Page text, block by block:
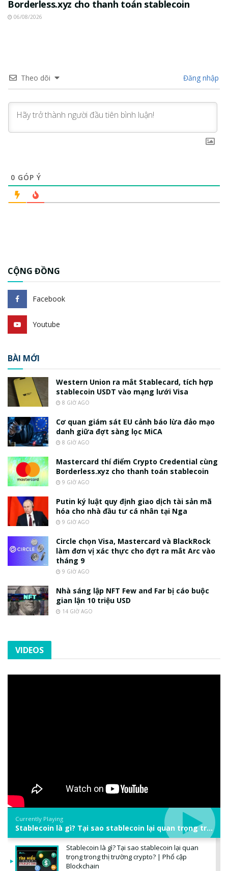
Borderless.xyz cho thanh toán stablecoin
06/08/2026
Theo dõi Đăng nhập
0 GÓP Ý
CỘNG ĐỒNG
Facebook
Youtube
BÀI MỚI
Western Union ra mắt Stablecard, tích hợp
stablecoin USDT vào mạng lưới Visa
8 GIỜ AGO
Cơ quan giám sát EU cảnh báo lừa đảo mạo
danh giữa đợt sàng lọc MiCA
8 GIỜ AGO
Mastercard thí điểm Crypto Credential cùng
Borderless.xyz cho thanh toán stablecoin
9 GIỜ AGO
Putin ký luật quy định giao dịch tài sản mã
hóa cho nhà đầu tư cá nhân tại Nga
9 GIỜ AGO
Circle chọn Visa, Mastercard và BlackRock
làm đơn vị xác thực cho đợt ra mắt Arc vào
tháng 9
9 GIỜ AGO
Nhà sáng lập NFT Few and Far bị cáo buộc
gian lận 10 triệu USD
14 GIỜ AGO
VIDEOS
Currently Playing
Stablecoin là gì? Tại sao stablecoin lại quan trọng trong thị trường crypto? | Phổ cập Blockchain
Stablecoin là gì? Tại sao stablecoin lại quan
trọng trong thị trường crypto? | Phổ cập
Blockchain